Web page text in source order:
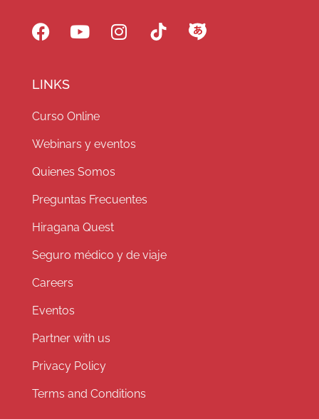
LINKS
Curso Online
Webinars y eventos
Quienes Somos
Preguntas Frecuentes
Hiragana Quest
Seguro médico y de viaje
Careers
Eventos
Partner with us
Privacy Policy
Terms and Conditions